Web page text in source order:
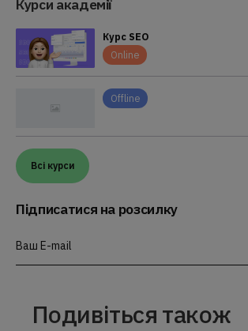
Курси академії
Курс SEO
Online
Offline
Всі курси
Підписатися на розсилку
Ваш E-mail
Подивіться також